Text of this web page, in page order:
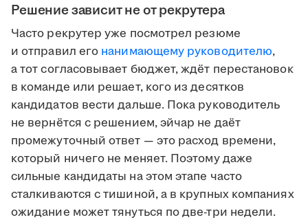
Решение зависит не от рекрутера
Часто рекрутер уже посмотрел резюме
и отправил его нанимающему руководителю,
а тот согласовывает бюджет, ждёт перестановок
в команде или решает, кого из десятков
кандидатов вести дальше. Пока руководитель
не вернётся с решением, эйчар не даёт
промежуточный ответ — это расход времени,
который ничего не меняет. Поэтому даже
сильные кандидаты на этом этапе часто
сталкиваются с тишиной, а в крупных компаниях
ожидание может тянуться по две-три недели.